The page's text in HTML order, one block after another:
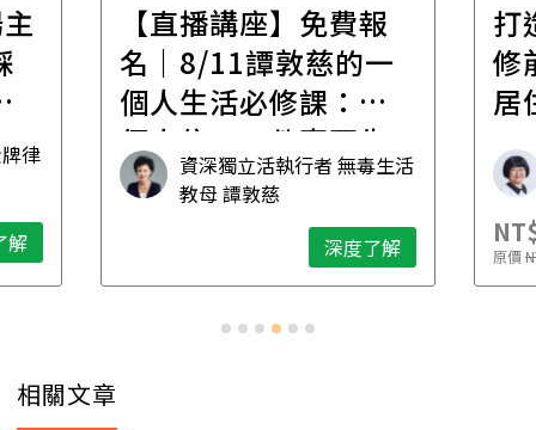
律
解
【直播講座】免費報
名｜8/11譚敦慈的一
個人生活必修課：一
個人住，五件事要先
想清楚！資深獨立活執行者 無毒生活
教母 譚敦慈
深度了解
打
修
居
原價
相關文章